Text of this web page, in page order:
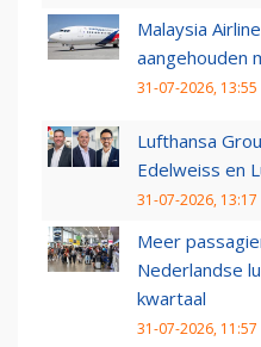
Malaysia
aangehouden
31-07-2026, 13:55
Lufthansa
Edelweiss en
31-07-2026, 13:17
Meer
Nederlandse
kwartaal
31-07-2026, 11:57